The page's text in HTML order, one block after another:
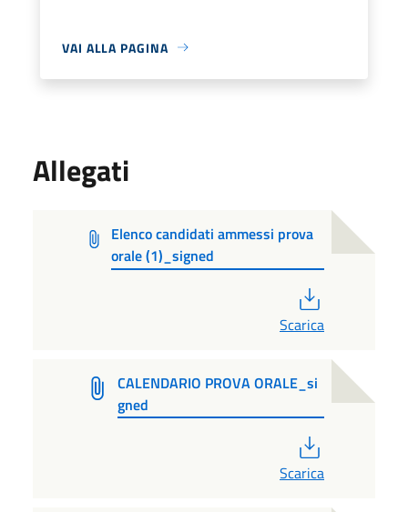
VAI ALLA PAGINA
Allegati
Elenco candidati ammessi prova
orale (1)_signed
Scarica
CALENDARIO PROVA ORALE_si
gned
Scarica